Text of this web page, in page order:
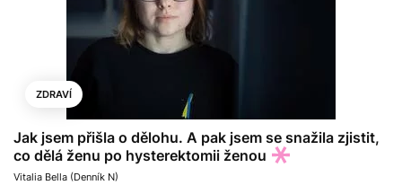
ZDRAVÍ
Jak jsem přišla o dělohu. A pak jsem se snažila zjistit,
co dělá ženu po hysterektomii ženou
Vitalia Bella (Denník N)